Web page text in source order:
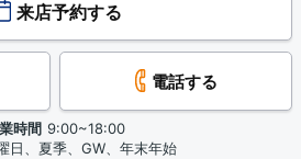
来店予約する
電話する
時間 9:00~18:00
日、夏季、GW、年末年始